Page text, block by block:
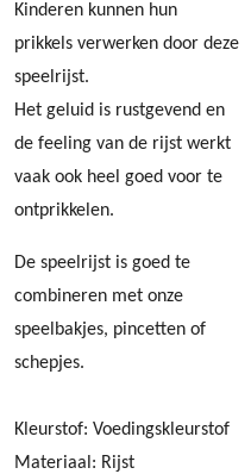
Kinderen kunnen hun
prikkels verwerken door deze
speelrijst.
Het geluid is rustgevend en
de feeling van de rijst werkt
vaak ook heel goed voor te
ontprikkelen.
De speelrijst is goed te
combineren met onze
speelbakjes, pincetten of
schepjes.
Kleurstof: Voedingskleurstof
Materiaal: Rijst